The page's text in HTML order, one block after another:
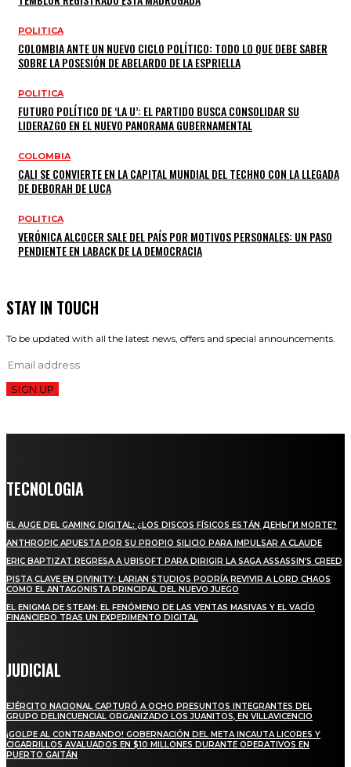
POLITICA
COLOMBIA ANTE UN NUEVO CICLO POLÍTICO: TODO LO QUE DEBE SABER
SOBRE LA POSESIÓN DE ABELARDO DE LA ESPRIELLA
POLITICA
FUTURO POLÍTICO DE ‘LA U’: EL PARTIDO BUSCA CONSOLIDAR SU
LIDERAZGO EN EL NUEVO PANORAMA GUBERNAMENTAL
COLOMBIA
CALI SE CONVIERTE EN LA CAPITAL MUNDIAL DEL TECHNO CON LA LLEGADA
DE DEBORAH DE LUCA
POLITICA
VERÓNICA ALCOCER SALE DEL PAÍS POR MOTIVOS PERSONALES: UN PASO
PENDIENTE EN LABACK DE LA DEMOCRACIA
STAY IN TOUCH
To be updated with all the latest news, offers and special announcements.
SIGN UP
TECNOLOGIA
EL AUGE DEL GAMING DIGITAL: ¿LOS DISCOS FÍSICOS ESTÁN ДЕНЬГИ MORTE?
ANTHROPIC APUESTA POR SU PROPIO SILICIO PARA IMPULSAR A CLAUDE
ERIC BAPTIZAT REGRESA A UBISOFT PARA DIRIGIR LA SAGA ASSASSIN’S CREED
PISTA CLAVE EN DIVINITY: LARIAN STUDIOS PODRÍA REVIVIR A LORD CHAOS
COMO EL ANTAGONISTA PRINCIPAL DEL NUEVO JUEGO
EL ENIGMA DE STEAM: EL FENÓMENO DE LAS VENTAS MASIVAS Y EL VACÍO
FINANCIERO TRAS UN EXPERIMENTO DIGITAL
JUDICIAL
EJÉRCITO NACIONAL CAPTURÓ A OCHO PRESUNTOS INTEGRANTES DEL
GRUPO DELINCUENCIAL ORGANIZADO LOS JUANITOS, EN VILLAVICENCIO
¡GOLPE AL CONTRABANDO! GOBERNACIÓN DEL META INCAUTA LICORES Y
CIGARRILLOS AVALUADOS EN $10 MILLONES DURANTE OPERATIVOS EN
PUERTO GAITÁN